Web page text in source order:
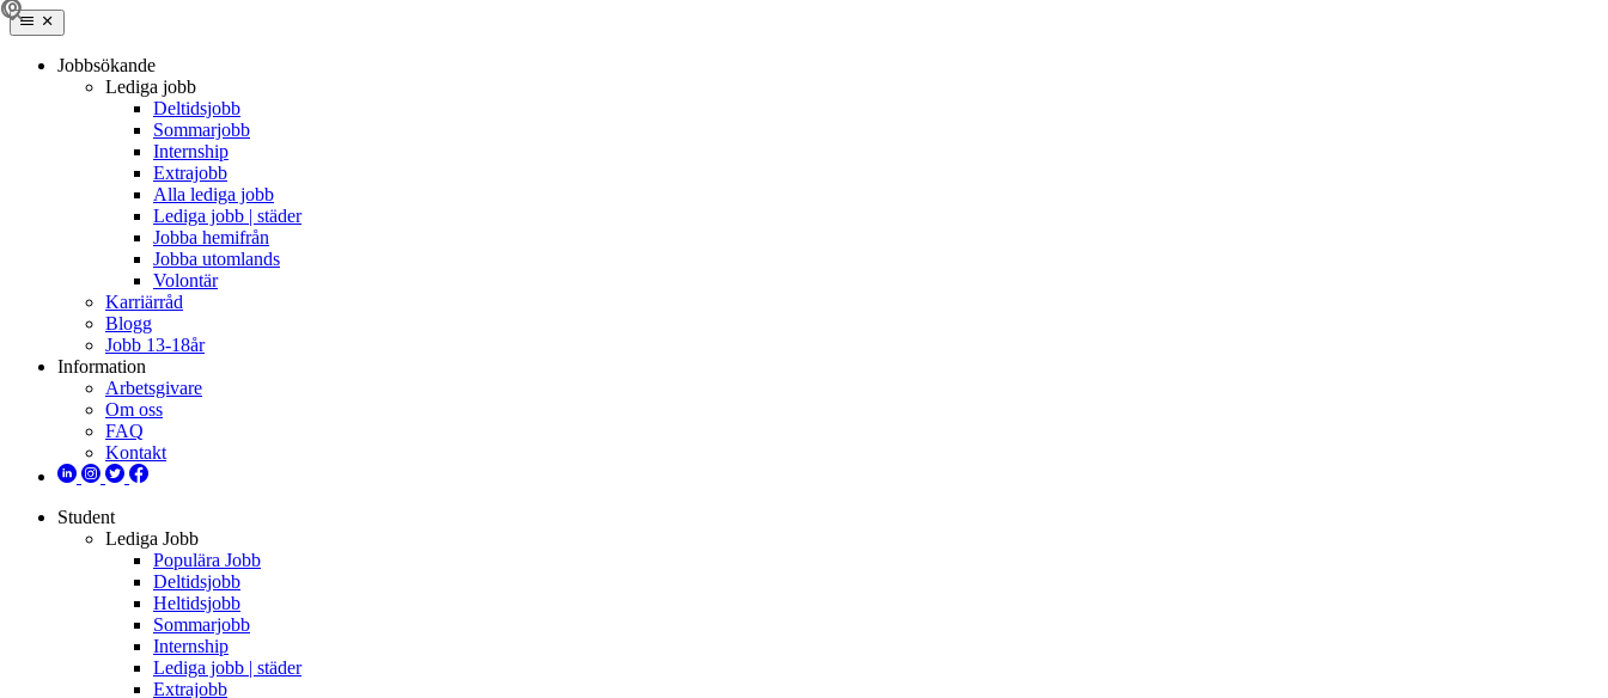
Jobbsökande
Lediga jobb
Deltidsjobb
Sommarjobb
Internship
Extrajobb
Alla lediga jobb
Lediga jobb | städer
Jobba hemifrån
Jobba utomlands
Volontär
Karriärråd
Blogg
Jobb 13-18år
Information
Arbetsgivare
Om oss
FAQ
Kontakt
Student
Lediga Jobb
Populära Jobb
Deltidsjobb
Heltidsjobb
Sommarjobb
Internship
Lediga jobb | städer
Extrajobb